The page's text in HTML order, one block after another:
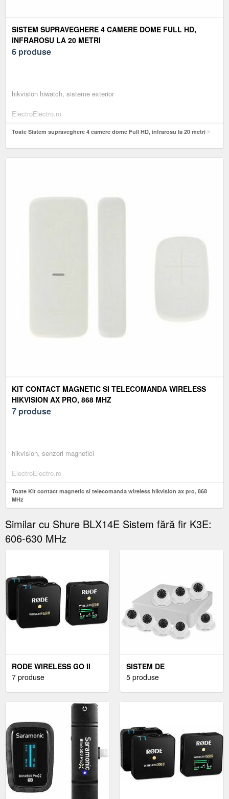
SISTEM SUPRAVEGHERE 4 CAMERE DOME FULL HD,
INFRAROSU LA 20 METRI
6 produse
hikvision hiwatch, sisteme exterior
ElectroElectro.ro
Toate Sistem supraveghere 4 camere dome Full HD, infrarosu la 20 metri
KIT CONTACT MAGNETIC SI TELECOMANDA WIRELESS
HIKVISION AX PRO, 868 MHZ
7 produse
hikvision, senzori magnetici
ElectroElectro.ro
Toate Kit contact magnetic si telecomanda wireless hikvision ax pro, 868
MHz
Similar cu Shure BLX14E Sistem fără fir K3E:
606-630 MHz
RODE WIRELESS GO II
SISTEM AUDIO FĂRĂ FIR
7 produse
SISTEM DE
SUPRAVEGHERE
5 produse